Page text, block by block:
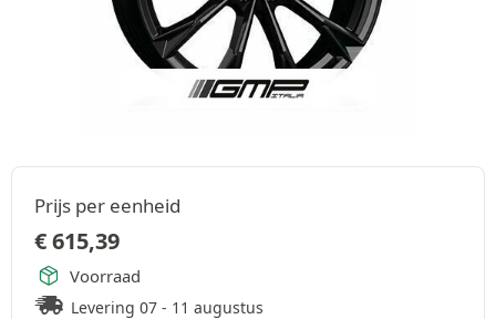
Prijs per eenheid
€615,39
Voorraad
Levering 07 - 11 augustus